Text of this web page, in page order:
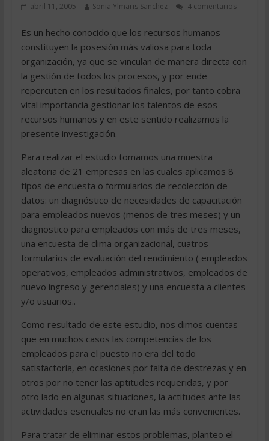
abril 11, 2005 Sonia Ylmaris Sanchez 4 comentarios
Es un hecho conocido que los recursos humanos
constituyen la posesión más valiosa para toda
organización, ya que se vinculan de manera directa con
la gestión de todos los procesos, y por ende
repercuten en los resultados finales, por tanto cobra
vital importancia gestionar los talentos de esos
recursos humanos y en este sentido realizamos la
presente investigación.
Para realizar el estudio tomamos una muestra
aleatoria de 21 empresas en las cuales aplicamos 8
tipos de encuesta o formularios de recolección de
datos: un diagnóstico de necesidades de capacitación
para empleados nuevos (menos de tres meses) y un
diagnostico para empleados con más de tres meses,
una encuesta de clima organizacional, cuatros
formularios de evaluación del rendimiento ( empleados
operativos, empleados administrativos, empleados de
nuevo ingreso y gerenciales) y una encuesta a clientes
y/o usuarios..
Como resultado de este estudio, nos dimos cuentas
que en muchos casos las competencias de los
empleados para el puesto no era del todo
satisfactoria, en ocasiones por falta de destrezas y en
otros por no tener las aptitudes requeridas, y por
otro lado en algunas situaciones, la actitudes ante las
actividades esenciales no eran las más convenientes.
Para tratar de eliminar estos problemas, planteo el